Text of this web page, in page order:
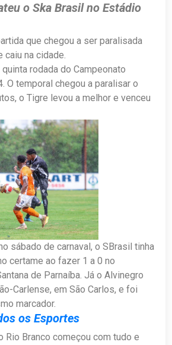
o Ska Brasil no Estádio
que chegou a ser paralisada
caiu na cidade.
rodada do Campeonato
O temporal chegou a paralisar o
o Tigre levou a melhor e venceu
sábado de carnaval, o SBrasil tinha
certame ao fazer 1 a 0 no
de Parnaíba. Já o Alvinegro
Carlense, em São Carlos, e foi
marcador.
os Esportes
Rio Branco começou com tudo e